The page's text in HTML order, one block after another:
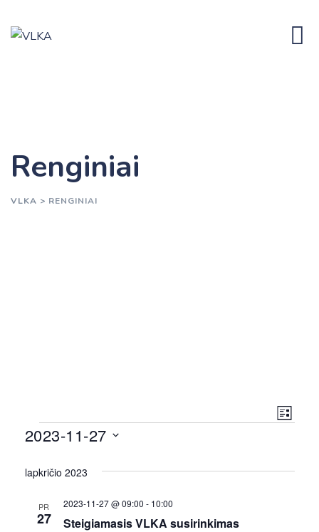
Renginiai
VLKA > RENGINIAI
Renginiai
2023-11-27
datą
lapkričio 2023
PR
27 Steigiamasis VLKA susirinkimas
2023-11-27 @ 09:00 - 10:00